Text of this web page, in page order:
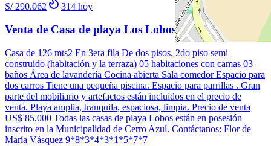
S/ 290.062 314 hoy
Venta de Casa de playa Los Lobos
Casa de 126 mts2 En 3era fila De dos pisos, 2do piso semi
construido (habitación y la terraza) 05 habitaciones con camas 03
baños Área de lavandería Cocina abierta Sala comedor Espacio para
dos carros Tiene una pequeña piscina. Espacio para parrillas . Gran
parte del mobiliario y artefactos están incluidos en el precio de
venta. Playa amplia, tranquila, espaciosa, limpia. Precio de venta
US$ 85,000 Todas las casas de playa Lobos están en posesión
inscrito en la Municipalidad de Cerro Azul. Contáctanos: Flor de
María Vásquez 9*8*3*4*3*1*5*7*7